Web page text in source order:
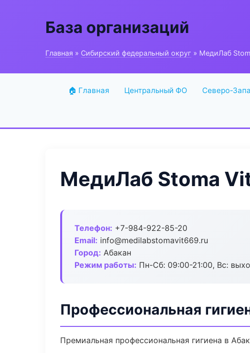
База организаций
Главная » Сибирский федеральный округ » МедиЛаб
🏠 Главная Центральный ФО Северо-
МедиЛаб Stoma
Телефон: +7-984-922-85-20
Email: info@medilabstomavit669.ru
Город: Абакан
Режим работы: Пн-Сб: 09:00-21:00, Вс:
Профессиональная
Премиальная профессиональная гигиена в